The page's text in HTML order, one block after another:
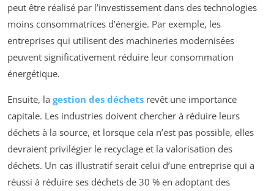
peut être réalisé par l’investissement dans des technologies
moins consommatrices d’énergie. Par exemple, les
entreprises qui utilisent des machineries modernisées
peuvent significativement réduire leur consommation
énergétique.
Ensuite, la gestion des déchets revêt une importance
capitale. Les industries doivent chercher à réduire leurs
déchets à la source, et lorsque cela n’est pas possible, elles
devraient privilégier le recyclage et la valorisation des
déchets. Un cas illustratif serait celui d’une entreprise qui a
réussi à réduire ses déchets de 30 % en adoptant des